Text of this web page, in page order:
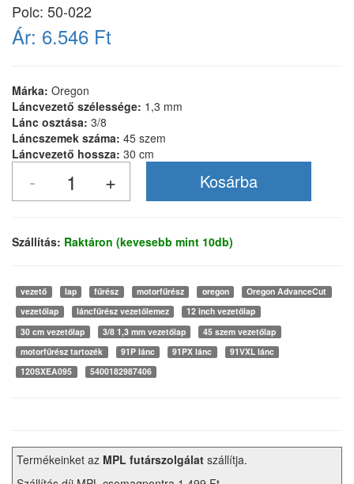
Polc: 50-022
Ár: 6.546 Ft
Márka: Oregon
Láncvezető szélessége: 1,3 mm
Lánc osztása: 3/8
Láncszemek száma: 45 szem
Láncvezető hossza: 30 cm
Szállítás: Raktáron (kevesebb mint 10db)
vezető lap fűrész motorfűrész oregon
Oregon AdvanceCut
vezetőlap
láncfűrész vezetőlemez
12 inch vezetőlap
30 cm vezetőlap
3/8 1,3 mm vezetőlap
45 szem vezetőlap
motorfűrész tartozék
91P lánc 91PX lánc
91VXL lánc
120SXEA095
5400182987406
Termékeinket az MPL futárszolgálat szállítja.